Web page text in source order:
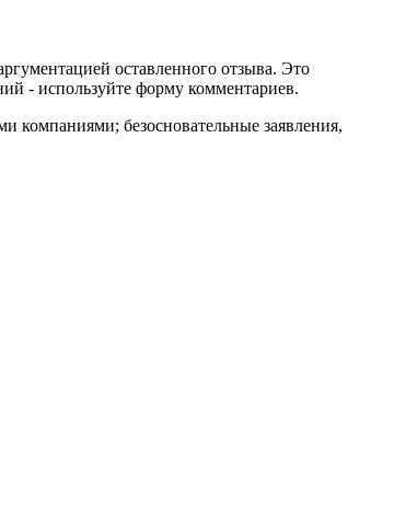
оставленного отзыва. Это
- используйте форму комментариев.
компаниями; безосновательные заявления,